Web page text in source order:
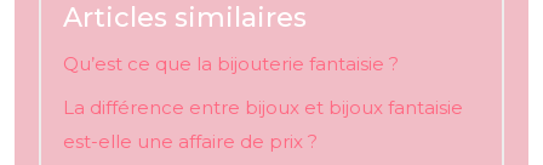
Articles similaires
Qu’est ce que la bijouterie fantaisie ?
La différence entre bijoux et bijoux fantaisie
est-elle une affaire de prix ?